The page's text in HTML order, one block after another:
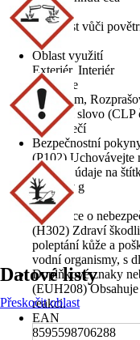
24 h
Odolnost vůči
Ano
Oblast využití
Exteriér, Interiér
Aplikace
Válečkem,
Signální slovo (CLP
Nebezpečí
Bezpečnostní
(P102) Uchovávejte
přečtěte údaje na
Obsah v g
5 000 g
Informace o
(H302) Zdraví
poleptání kůže a
vodní organismy, s
Doplňkové znaky
(EUH208)
reakci.
EAN
8595598706288
Datové listy
Přeskočit oblast